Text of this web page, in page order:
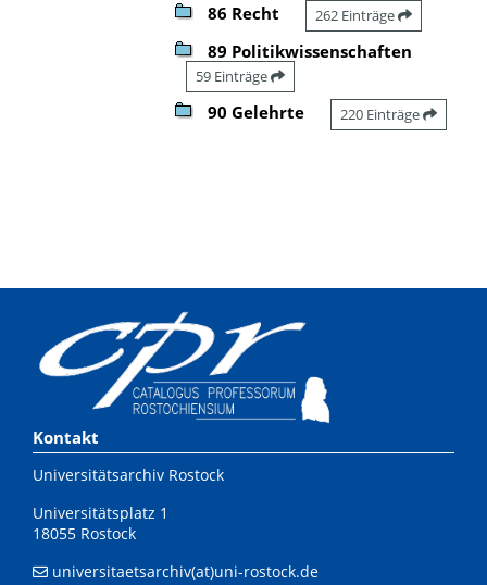
86 Recht 262 Einträge
89 Politikwissenschaften
59 Einträge
90 Gelehrte 220 Einträge
Kontakt
Universitätsarchiv Rostock
Universitätsplatz 1
18055 Rostock
universitaetsarchiv(at)uni-rostock.de